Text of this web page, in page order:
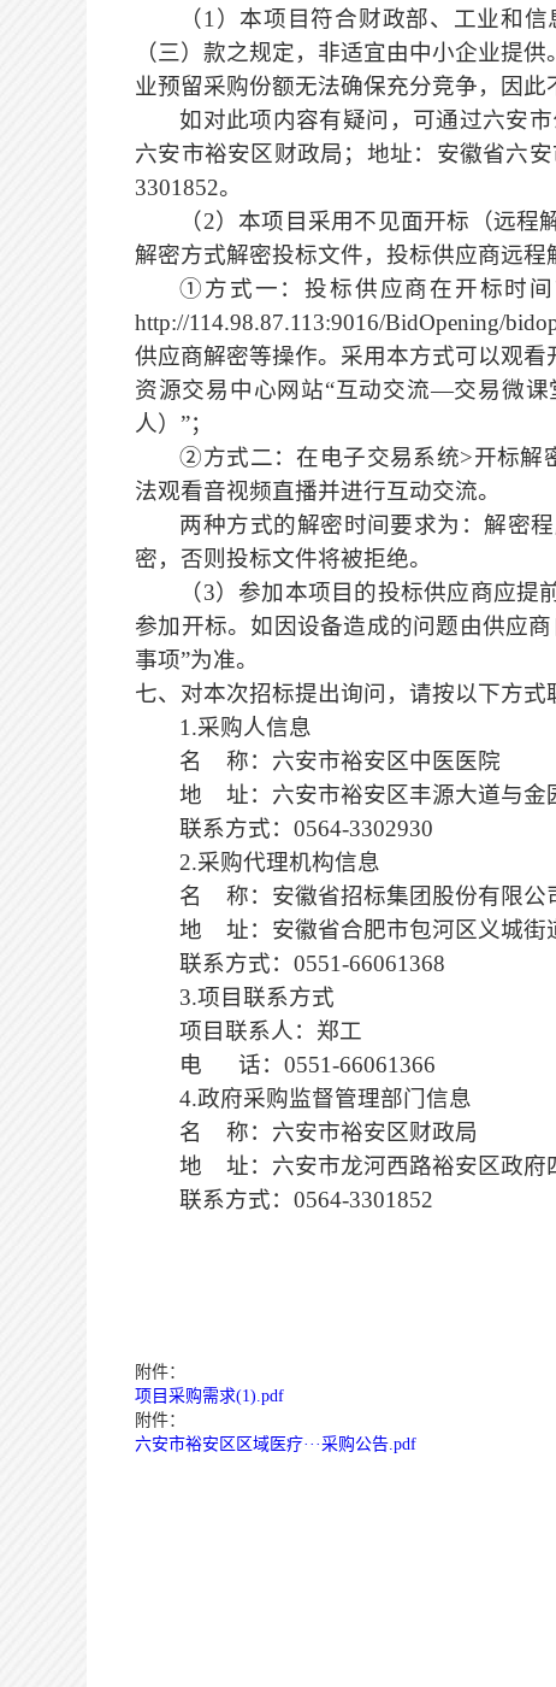
（1）本项目符合财政部、工业和
（三）款之规定，非适宜由中小企业提
业预留采购份额无法确保充分竞争，因此
如对此项内容有疑问，可通过六安
六安市裕安区财政局；地址：安徽省六
3301852。
（2） 本项目采用不见面开标（远程
解密方式解密投标文件，投标供应商远程
①方式一：投标供应商在开标时间
http://114.98.87.113:9016/BidOpening/
供应商解密等操作。采用本方式可以观
资源交易中心网站“互动交流—交易微课
人）”；
②方式二：在电子交易系统>开标解
法观看音视频直播并进行互动交流。
两种方式的解密时间要求为：解密
密，否则投标文件将被拒绝。
（3） 参加本项目的投标供应商应提
参加开标。如因设备造成的问题由供应
事项”为准。
七、对本次招标提出询问，请按以下方式
1.采购人信息
名
称：六安市裕安区中医医院
地
址：六安市裕安区丰源大道与金
联系方式：0564-3302930
2.采购代理机构信息
名
称： 安徽省招标集团股份有限公
地
址：安徽省合肥市包河区义城街
联系方式：0551-66061368
3.项目联系方式
项目联系人： 郑工
电
话：0551-66061366
4.政府采购监督管理部门信息
名
称： 六安市裕安区财政局
地
址：六安市龙河西路裕安区政府
联系方式：0564-3301852
附件：
项目采购需求(1).pdf
附件：
六安市裕安区区域医疗···采购公告.pdf